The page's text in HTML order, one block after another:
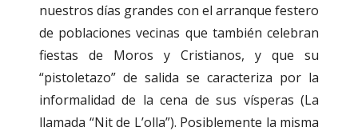
nuestros días grandes con el arranque festero
de poblaciones vecinas que también celebran
fiestas de Moros y Cristianos, y que su
“pistoletazo” de salida se caracteriza por la
informalidad de la cena de sus vísperas (La
llamada “Nit de L’olla”). Posiblemente la misma